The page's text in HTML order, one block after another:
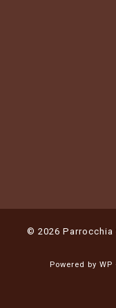
© 2026 Parrocchia
Powered by WP